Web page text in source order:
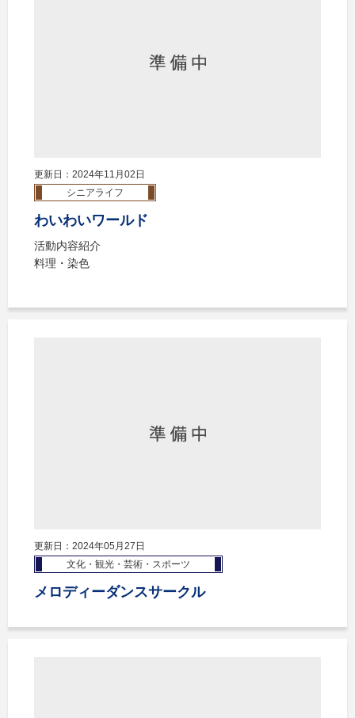
更新日：2024年11月02日
シニアライフ
わいわいワールド
活動内容紹介
料理・染色
更新日：2024年05月27日
文化・観光・芸術・スポーツ
メロディーダンスサークル